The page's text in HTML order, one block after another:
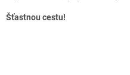
Šťastnou cestu!